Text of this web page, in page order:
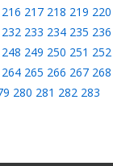
216 217 218 219 220
232 233 234 235 236
248 249 250 251 252
264 265 266 267 268
280 281 282 283